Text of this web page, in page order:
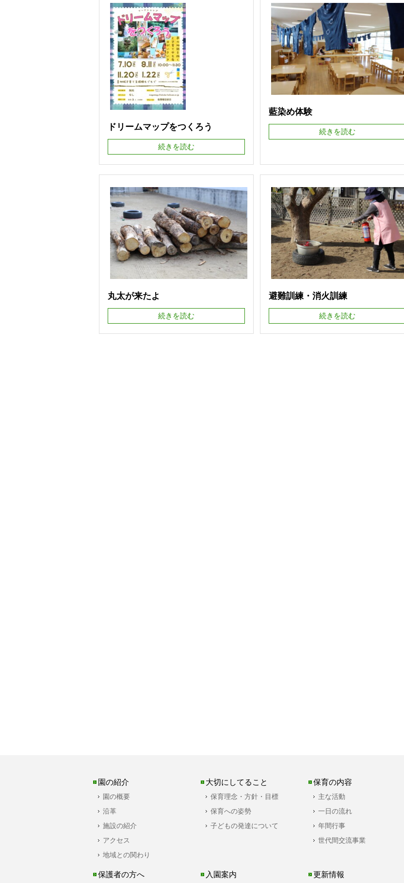
ドリームマップをつくろう
続きを読む
藍染め体験
続きを読む
丸太が来たよ
続きを読む
避難訓練・消火訓練
続きを読む
園の紹介
園の概要
沿革
施設の紹介
アクセス
地域との関わり
大切にしてること
保育理念・方針・目標
保育への姿勢
子どもの発達について
保育の内容
主な活動
一日の流れ
年間行事
世代間交流事業
保護者の方へ 入園案内 更新情報